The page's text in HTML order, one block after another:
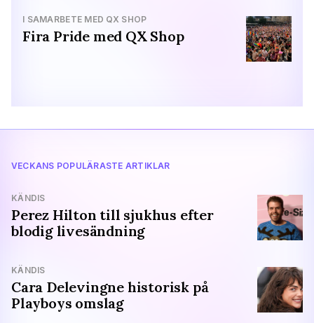
I SAMARBETE MED QX SHOP
Fira Pride med QX Shop
VECKANS POPULÄRASTE ARTIKLAR
Perez Hilton till sjukhus efter
blodig livesändning
KÄNDIS
Cara Delevingne historisk på
Playboys omslag
KÄNDIS